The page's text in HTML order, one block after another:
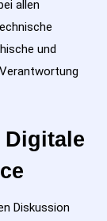
allen
und
Diskussion